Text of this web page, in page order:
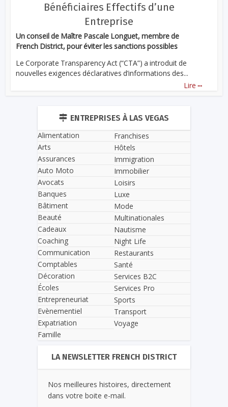
Bénéficiaires Effectifs d’une
Entreprise
Un conseil de Maître Pascale Longuet, membre de
French District, pour éviter les sanctions possibles
Le Corporate Transparency Act (“CTA”) a introduit de
nouvelles exigences déclaratives d’informations des...
Lire ...
ENTREPRISES À LAS VEGAS
Alimentation
Arts
Assurances
Auto Moto
Avocats
Banques
Bâtiment
Beauté
Cadeaux
Coaching
Communication
Comptables
Décoration
Écoles
Entrepreneuriat
Evènementiel
Expatriation
Famille
Franchises
Hôtels
Immigration
Immobilier
Loisirs
Luxe
Mode
Multinationales
Nautisme
Night Life
Restaurants
Santé
Services B2C
Services Pro
Sports
Transport
Voyage
LA NEWSLETTER FRENCH DISTRICT
Nos meilleures histoires, directement
dans votre boite e-mail.